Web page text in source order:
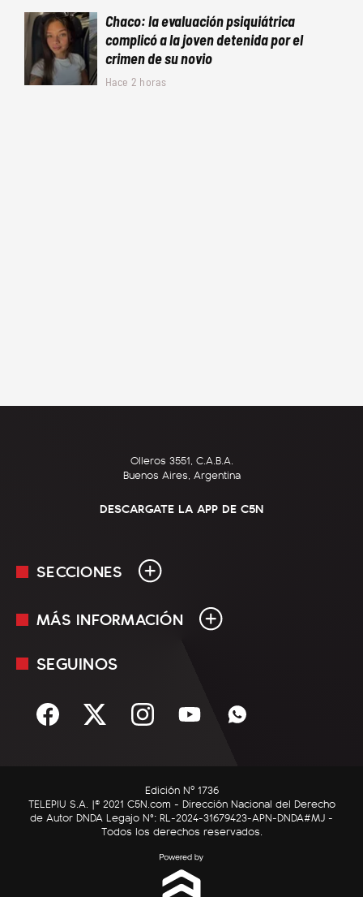
Chaco: la evaluación psiquiátrica
complicó a la joven detenida por el
crimen de su novio
Hace 2 horas
Olleros 3551, C.A.B.A.
Buenos Aires, Argentina
DESCARGATE LA APP DE C5N
SECCIONES
En Vivo
Sociedad
C5N Autos
RatingCero
MÁS INFORMACIÓN
Mediakit
Términos y condiciones
SEGUINOS
Edición Nº 1736
TELEPIU S.A. |© 2021 C5N.com - Dirección Nacional del Derecho
de Autor DNDA Legajo N°: RL-2024-31679423-APN-DNDA#MJ -
Todos los derechos reservados.